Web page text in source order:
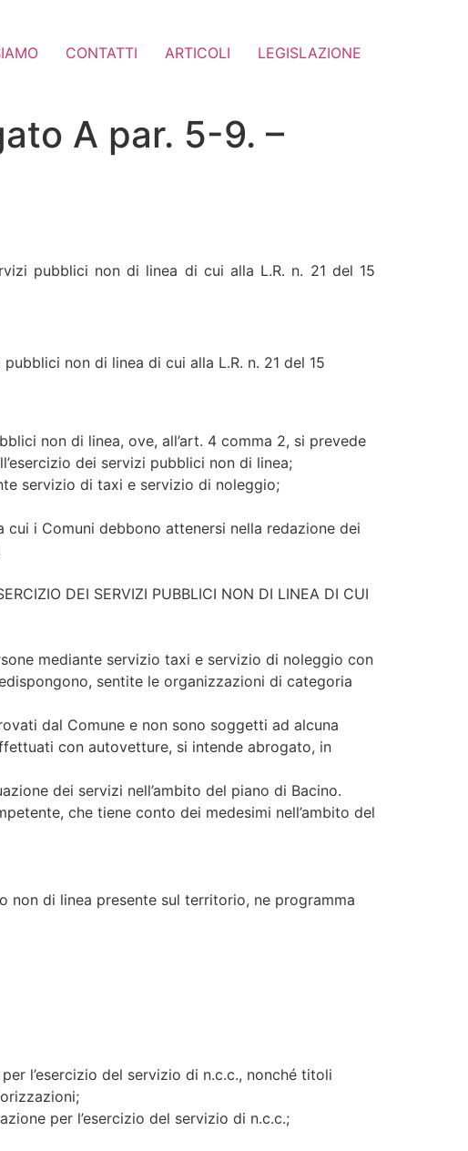
CONTATTI ARTICOLI LEGISLAZIONE
A par. 5-9. –
pubblici non di linea di cui alla L.R. n. 21 del 15
non di linea di cui alla L.R. n. 21 del 15
non di linea, ove, all’art. 4 comma 2, si prevede
dei servizi pubblici non di linea;
servizio di taxi e servizio di noleggio;
i Comuni debbono attenersi nella redazione dei
DEI SERVIZI PUBBLICI NON DI LINEA DI CUI
mediante servizio taxi e servizio di noleggio con
sentite le organizzazioni di categoria
dal Comune e non sono soggetti ad alcuna
con autovetture, si intende abrogato, in
dei servizi nell’ambito del piano di Bacino.
che tiene conto dei medesimi nell’ambito del
di linea presente sul territorio, ne programma
l’esercizio del servizio di n.c.c., nonché titoli
per l’esercizio del servizio di n.c.c.;